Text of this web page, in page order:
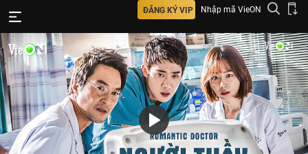
ĐĂNG KÝ VIP Nhập mã VieON